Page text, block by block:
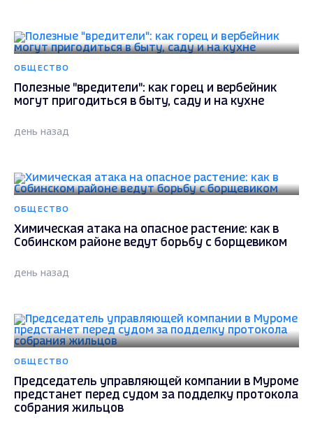
ОБЩЕСТВО
Полезные "вредители": как горец и вербейник
могут пригодиться в быту, саду и на кухне
день назад
ОБЩЕСТВО
Химическая атака на опасное растение: как в
Собинском районе ведут борьбу с борщевиком
день назад
ОБЩЕСТВО
Председатель управляющей компании в Муроме
предстанет перед судом за подделку протокола
собрания жильцов